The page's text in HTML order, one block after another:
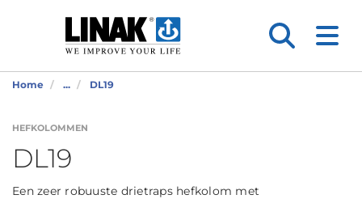
Home ... DL19
HEFKOLOMMEN
DL19
Een zeer robuuste drietraps hefkolom met